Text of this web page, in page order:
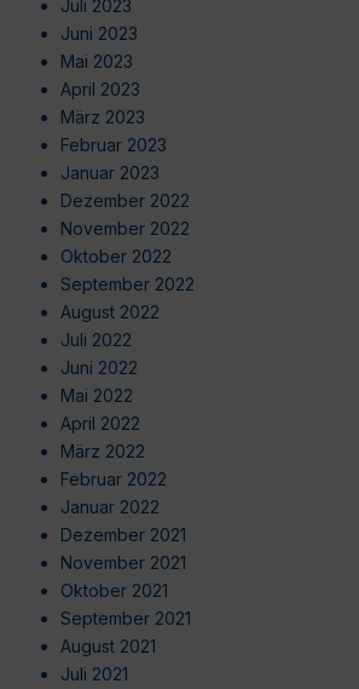
Juli 2023
Juni 2023
Mai 2023
April 2023
März 2023
Februar 2023
Januar 2023
Dezember 2022
November 2022
Oktober 2022
September 2022
August 2022
Juli 2022
Juni 2022
Mai 2022
April 2022
März 2022
Februar 2022
Januar 2022
Dezember 2021
November 2021
Oktober 2021
September 2021
August 2021
Juli 2021